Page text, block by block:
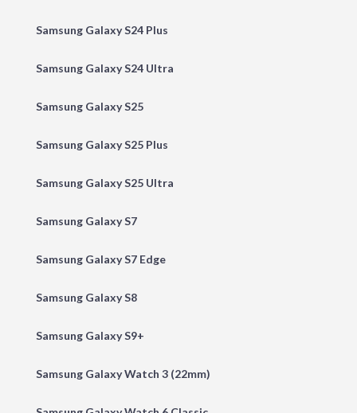
Samsung Galaxy S24 Plus
Samsung Galaxy S24 Ultra
Samsung Galaxy S25
Samsung Galaxy S25 Plus
Samsung Galaxy S25 Ultra
Samsung Galaxy S7
Samsung Galaxy S7 Edge
Samsung Galaxy S8
Samsung Galaxy S9+
Samsung Galaxy Watch 3 (22mm)